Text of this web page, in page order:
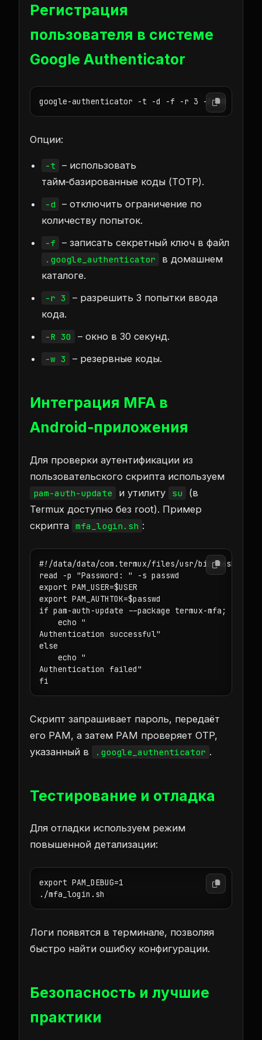
Регистрация
пользователя в системе
Google Authenticator
google-authenticator -t -d -f -r 3 -R 30 -w 3
Опции:
-t
– использовать
тайм‑базированные коды (TOTP).
-d
– отключить ограничение по
количеству попыток.
-f – записать секретный ключ в файл
.google_authenticator
в домашнем
каталоге.
-r 3
– разрешить 3 попытки ввода
кода.
-R 30 – окно в 30 секунд.
-w 3 – резервные коды.
Интеграция MFA в
Android‑приложения
Для проверки аутентификации из
пользовательского скрипта используем
pam-auth-update и утилиту su
(в
Termux доступно без root). Пример
скрипта mfa_login.sh :
#!/data/data/com.termux/files/usr/bin/bash
read -p "Password: " -s passwd
export PAM_USER=$USER
export PAM_AUTHTOK=$passwd
if pam-auth-update --package termux-mfa; then
    echo "
Authentication successful"
else
    echo "
Authentication failed"
fi
Скрипт запрашивает пароль, передаёт
его PAM, а затем PAM проверяет OTP,
указанный в
.google_authenticator .
Тестирование и отладка
Для отладки используем режим
повышенной детализации:
export PAM_DEBUG=1
./mfa_login.sh
Логи появятся в терминале, позволяя
быстро найти ошибку конфигурации.
Безопасность и лучшие
практики